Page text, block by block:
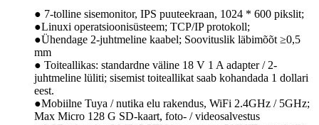
● 7-tolline sisemonitor, IPS puuteekraan, 1024 * 600 pikslit;
●Linuxi operatsioonisüsteem; TCP/IP protokoll;
●Ühendage 2-juhtmeline kaabel; Soovituslik läbimõõt ≥0,5
mm
● Toiteallikas: standardne väline 18 V 1 A adapter / 2-
juhtmeline lüliti; sisemist toiteallikat saab kohandada 1 dollari
eest.
●Mobiilne Tuya / nutika elu rakendus, WiFi 2.4GHz / 5GHz;
Max Micro 128 G SD-kaart, foto- / videosalvestus